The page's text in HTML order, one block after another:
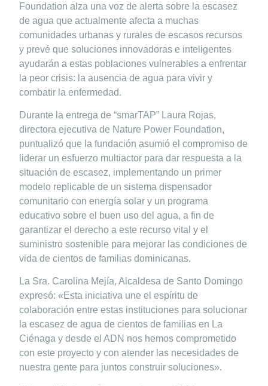
Foundation alza una voz de alerta sobre la escasez
de agua que actualmente afecta a muchas
comunidades urbanas y rurales de escasos recursos
y prevé que soluciones innovadoras e inteligentes
ayudarán a estas poblaciones vulnerables a enfrentar
la peor crisis: la ausencia de agua para vivir y
combatir la enfermedad.
Durante la entrega de “smarTAP” Laura Rojas,
directora ejecutiva de Nature Power Foundation,
puntualizó que la fundación asumió el compromiso de
liderar un esfuerzo multiactor para dar respuesta a la
situación de escasez, implementando un primer
modelo replicable de un sistema dispensador
comunitario con energía solar y un programa
educativo sobre el buen uso del agua, a fin de
garantizar el derecho a este recurso vital y el
suministro sostenible para mejorar las condiciones de
vida de cientos de familias dominicanas.
La Sra. Carolina Mejía, Alcaldesa de Santo Domingo
expresó: «Esta iniciativa une el espíritu de
colaboración entre estas instituciones para solucionar
la escasez de agua de cientos de familias en La
Ciénaga y desde el ADN nos hemos comprometido
con este proyecto y con atender las necesidades de
nuestra gente para juntos construir soluciones».